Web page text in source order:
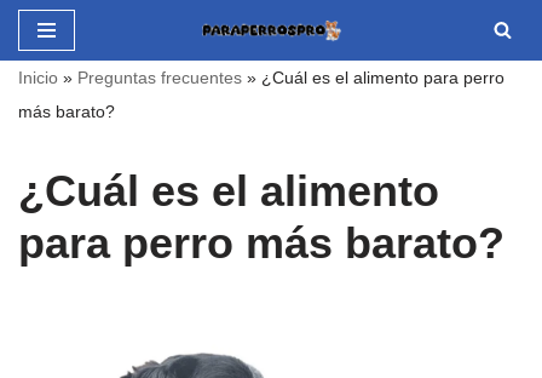
Saltar
Inicio » Preguntas frecuentes » ¿Cuál es el alimento para perro
más barato?
¿Cuál es el alimento
para perro más barato?